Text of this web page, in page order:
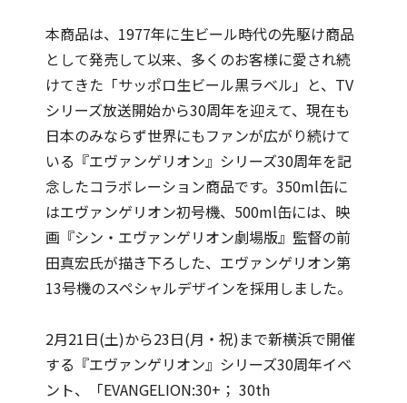
本商品は、1977年に生ビール時代の先駆け商品
として発売して以来、多くのお客様に愛され続
けてきた「サッポロ生ビール黒ラベル」と、TV
シリーズ放送開始から30周年を迎えて、現在も
日本のみならず世界にもファンが広がり続けて
いる『エヴァンゲリオン』シリーズ30周年を記
念したコラボレーション商品です。350ml缶に
はエヴァンゲリオン初号機、500ml缶には、映
画『シン・エヴァンゲリオン劇場版』監督の前
田真宏氏が描き下ろした、エヴァンゲリオン第
13号機のスペシャルデザインを採用しました。
2月21日(土)から23日(月・祝)まで新横浜で開催
する『エヴァンゲリオン』シリーズ30周年イベ
ント、「EVANGELION:30+； 30th